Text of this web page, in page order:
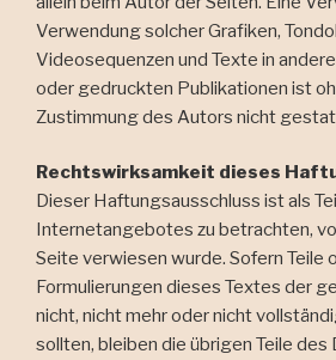
Verwendung solcher Grafiken,
Videosequenzen und Texte in
oder gedruckten Publikationen ist
Zustimmung des Autors nicht
Rechtswirksamkeit dieses
Dieser Haftungsausschluss ist als
Internetangebotes zu betrachten,
Seite verwiesen wurde. Sofern Teile
Formulierungen dieses Textes der
nicht, nicht mehr oder nicht
sollten, bleiben die übrigen Teile des